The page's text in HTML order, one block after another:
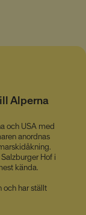
Alperna
och USA med
anordnas
Hof i
kända.
och har ställt